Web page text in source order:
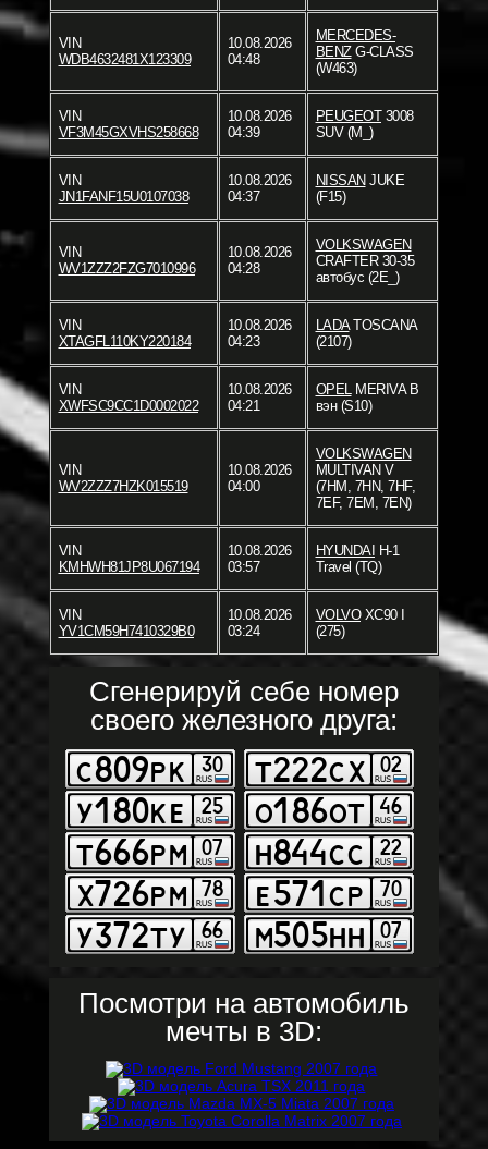
VIN
WDB4632481X123309
10.08.2026
04:48
MERCEDES-
BENZG-CLASS
(W463)
VIN
VF3M45GXVHS258668
10.08.2026
04:39
PEUGEOT3008
SUV (M_)
VIN
JN1FANF15U0107038
10.08.2026
04:37
NISSAN JUKE
(F15)
VIN
WV1ZZZ2FZG7010996
10.08.2026
04:28
VOLKSWAGEN
CRAFTER 30-35
автобус (2E_)
VIN
XTAGFL110KY220184
10.08.2026
04:23
LADATOSCANA
(2107)
VIN
XWFSC9CC1D0002022
10.08.2026
04:21
OPELMERIVA B
вэн (S10)
VIN
WV2ZZZ7HZK015519
10.08.2026
04:00
VOLKSWAGEN
MULTIVAN V
(7HM, 7HN, 7HF,
7EF, 7EM, 7EN)
VIN
KMHWH81JP8U067194
10.08.2026
03:57
HYUNDAI H-1
Travel (TQ)
VIN
YV1CM59H7410329B0
10.08.2026
03:24
VOLVOXC90 I
(275)
Сгенерируй себе номер
своего железного друга:
Посмотри на автомобиль
мечты в 3D: